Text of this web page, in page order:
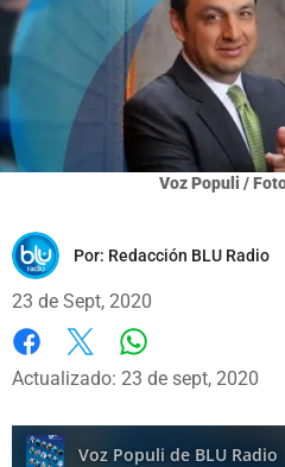
Voz Populi /
Por: Redacción BLU Radio
23 de Sept, 2020
Facebook
X
Actualizado: 23 de sept, 2020